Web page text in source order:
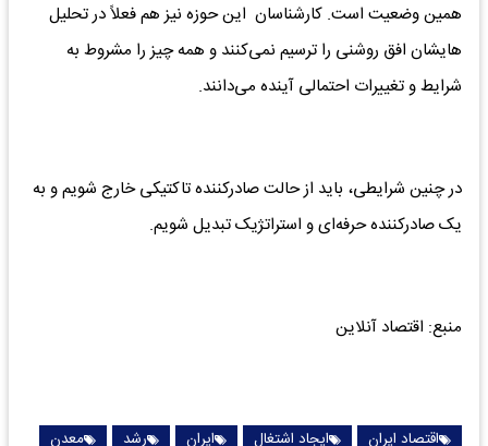
همین وضعیت است. کارشناسان این حوزه نیز هم فعلاً در تحلیل
هایشان افق روشنی را ترسیم نمی‌کنند و همه چیز را مشروط به
شرایط و تغییرات احتمالی آینده می‌دانند.
در چنین شرایطی، باید از حالت صادرکننده تاکتیکی خارج شویم و به
یک صادرکننده حرفه‌ای و استراتژیک تبدیل شویم.
منبع: اقتصاد آنلاین
اقتصاد ایران ایجاد اشتغال ایران رشد معدن